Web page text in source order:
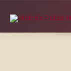
Inhalt
springen